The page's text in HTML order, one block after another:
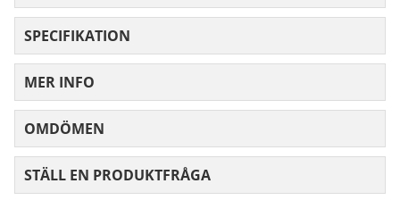
SPECIFIKATION
MER INFO
OMDÖMEN
STÄLL EN PRODUKTFRÅGA